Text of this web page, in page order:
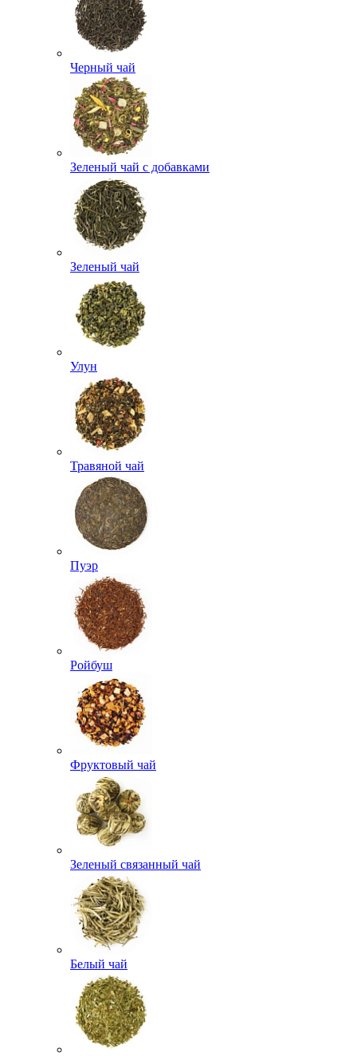
Черный чай
Зеленый чай с добавками
Зеленый чай
Улун
Травяной чай
Пуэр
Ройбуш
Фруктовый чай
Зеленый связанный чай
Белый чай